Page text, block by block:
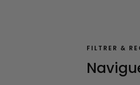
FILTRER &